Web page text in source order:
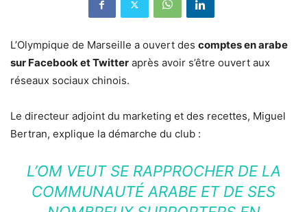
L’Olympique de Marseille a ouvert des comptes en arabe
sur Facebook et Twitter après avoir s’être ouvert aux
réseaux sociaux chinois.
Le directeur adjoint du marketing et des recettes, Miguel
Bertran, explique la démarche du club :
L’OM VEUT SE RAPPROCHER DE LA
COMMUNAUTÉ ARABE ET DE SES